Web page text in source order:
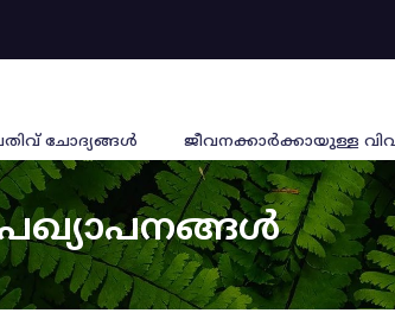
ചോദ്യങ്ങൾ ജീവനക്കാര്‍ക്കായുള്ള